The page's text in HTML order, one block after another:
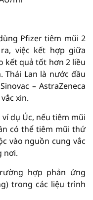
Pfizer tiêm mũi 2
việc kết hợp giữa
kết quả tốt hơn 2 liều
Thái Lan là nước đầu
– AstraZeneca
xin.
dụ Úc, nếu tiêm mũi
có thể tiêm mũi thứ
vào nguồn cung vắc
nơi.
hợp phản ứng
trong các liệu trình